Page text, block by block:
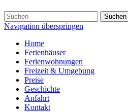
Suchen
Navigation überspringen
Home
Ferienhäuser
Ferienwohnungen
Freizeit & Umgebung
Preise
Geschichte
Anfahrt
Kontakt